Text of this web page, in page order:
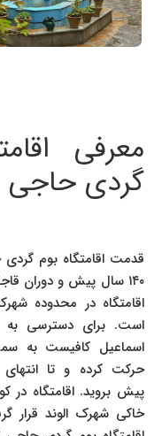
معرفی
گردی حاجی
قدمت اقامتگاه بوم
۱۴۰ سال پیش و دوران
اقامتگاه در محدوده
است. برای دسترسی
اسماعیل کافیست به
حرکت کرده و تا
پیش بروید. اقامتگاه در
خاکی شهرک الوند قرار